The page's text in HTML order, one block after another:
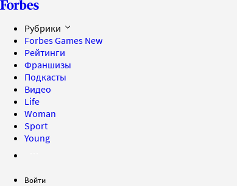
Рубрики
Forbes Games New
Рейтинги
Франшизы
Подкасты
Видео
Life
Woman
Sport
Young
Войти